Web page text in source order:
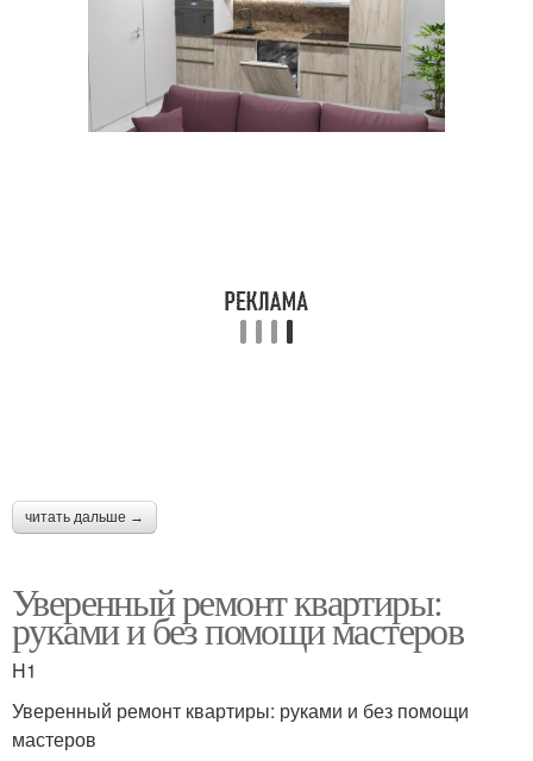
читать дальше →
Уверенный ремонт квартиры:
руками и без помощи мастеров
H1
Уверенный ремонт квартиры: руками и без помощи
мастеров